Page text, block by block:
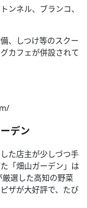
ンネル、ブランコ、
、しつけ等のスクー
カフェが併設されて
デン
た店主が少しづつ手
「畑山ガーデン」は
選した高知の野菜
ザが大好評で、たび